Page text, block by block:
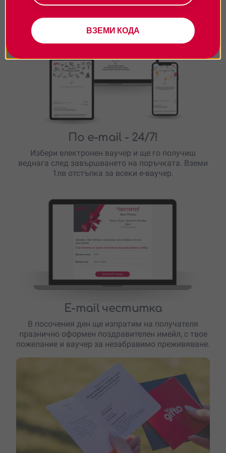
По e-mail - 24/7!
Избери електронен ваучер и ще го получиш
веднага след завършването на поръчката. Вземи
1лв отстъпка за всеки е-ваучер.
E-mail честитка
В посочения ден ще изпратим на получателя
празнично оформен поздравителен имейл, с твое
пожелание и ваучер за незабравимо преживяване.
ВЗЕМИ КОДА